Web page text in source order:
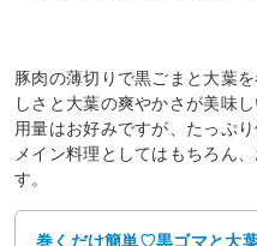
豚肉の薄切りで黒ごまと大葉
しさと大葉の爽やかさが美味
用量はお好みですが、たっぷ
メイン料理としてはもちろん
す。
巻くだけ簡単♡黒ゴマと大